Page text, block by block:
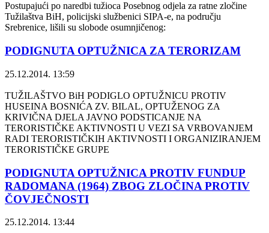
Postupajući po naredbi tužioca Posebnog odjela za ratne zločine
Tužilaštva BiH, policijski službenici SIPA-e, na području
Srebrenice, lišili su slobode osumnjičenog:
PODIGNUTA OPTUŽNICA ZA TERORIZAM
25.12.2014. 13:59
TUŽILAŠTVO BiH PODIGLO OPTUŽNICU PROTIV
HUSEINA BOSNIĆA ZV. BILAL, OPTUŽENOG ZA
KRIVIČNA DJELA JAVNO PODSTICANJE NA
TERORISTIČKE AKTIVNOSTI U VEZI SA VRBOVANJEM
RADI TERORISTIČKIH AKTIVNOSTI I ORGANIZIRANJEM
TERORISTIČKE GRUPE
PODIGNUTA OPTUŽNICA PROTIV FUNDUP
RADOMANA (1964) ZBOG ZLOČINA PROTIV
ČOVJEČNOSTI
25.12.2014. 13:44